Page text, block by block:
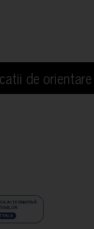
de orientare